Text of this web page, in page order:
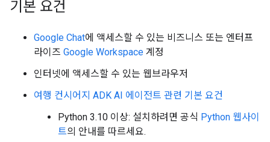
기본 요건
Google Chat에 액세스할 수 있는 비즈니스 또는 엔터프
라이즈 Google Workspace 계정
인터넷에 액세스할 수 있는 웹브라우저
여행 컨시어지 ADK AI 에이전트 관련 기본 요건
Python 3.10 이상: 설치하려면 공식 Python 웹사이
트의 안내를 따르세요.